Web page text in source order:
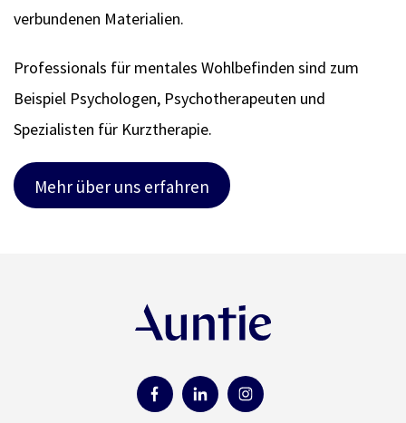
verbundenen Materialien.
Professionals für mentales Wohlbefinden sind zum
Beispiel Psychologen, Psychotherapeuten und
Spezialisten für Kurztherapie.
Mehr über uns erfahren